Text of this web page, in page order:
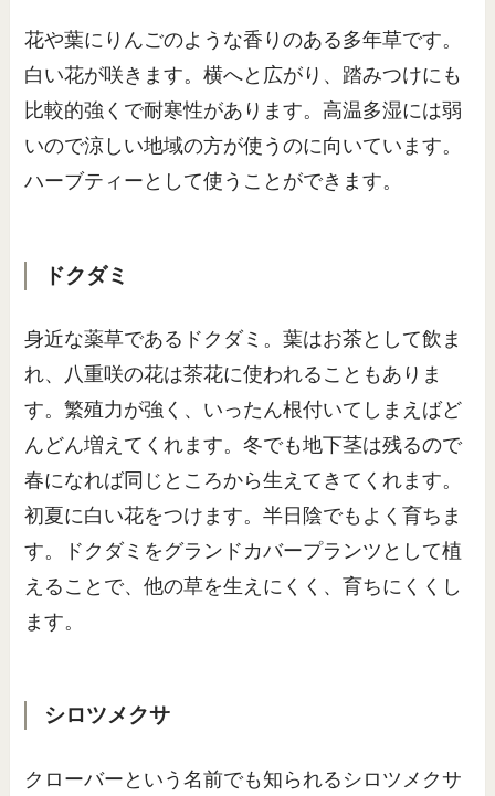
花や葉にりんごのような香りのある多年草です。
白い花が咲きます。横へと広がり、踏みつけにも
比較的強くで耐寒性があります。高温多湿には弱
いので涼しい地域の方が使うのに向いています。
ハーブティーとして使うことができます。
ドクダミ
身近な薬草であるドクダミ。葉はお茶として飲ま
れ、八重咲の花は茶花に使われることもありま
す。繁殖力が強く、いったん根付いてしまえばど
んどん増えてくれます。冬でも地下茎は残るので
春になれば同じところから生えてきてくれます。
初夏に白い花をつけます。半日陰でもよく育ちま
す。ドクダミをグランドカバープランツとして植
えることで、他の草を生えにくく、育ちにくくし
ます。
シロツメクサ
クローバーという名前でも知られるシロツメクサ